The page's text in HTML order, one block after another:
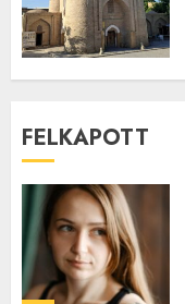
FELKAPOTT